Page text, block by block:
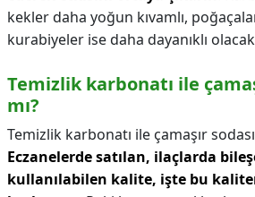
kekler daha yoğun kıvamlı,
kurabiyeler ise daha dayanıklı
Temizlik karbonatı ile
mı?
Temizlik karbonatı ile çamaşır sodası
Eczanelerde satılan, ilaçlarda
kullanılabilen kalite, işte bu